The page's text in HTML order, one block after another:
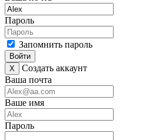
Пароль
Запомнить пароль
Войти
X
Создать аккаунт
Ваша почта
Ваше имя
Пароль